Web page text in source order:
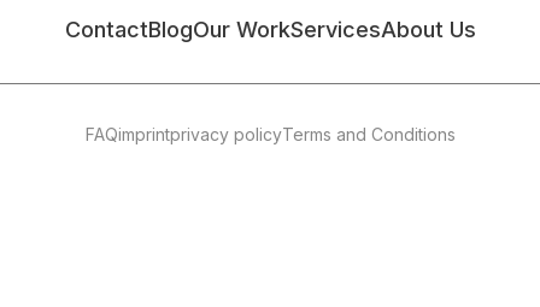
ContactBlogOur WorkServicesAbout Us
FAQimprintprivacy policyTerms and Conditions